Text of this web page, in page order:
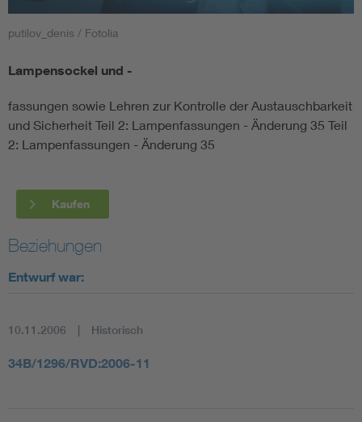
Smart Cities
DKE Fachinformationen im Kontext der Normung
Blitzschutz: DIN EN 62305 in der Übersicht
Cybersecurity in der Industrieautomatisierung
DIN VDE 0100 für sichere Elektroinstallationen
putilov_denis / Fotolia
Lampensockel und -
fassungen sowie Lehren zur Kontrolle der Austauschbarkeit
und Sicherheit Teil 2: Lampenfassungen - Änderung 35 Teil
2: Lampenfassungen - Änderung 35
Kaufen
Beziehungen
Entwurf war:
10.11.2006 Historisch
34B/1296/RVD:2006-11